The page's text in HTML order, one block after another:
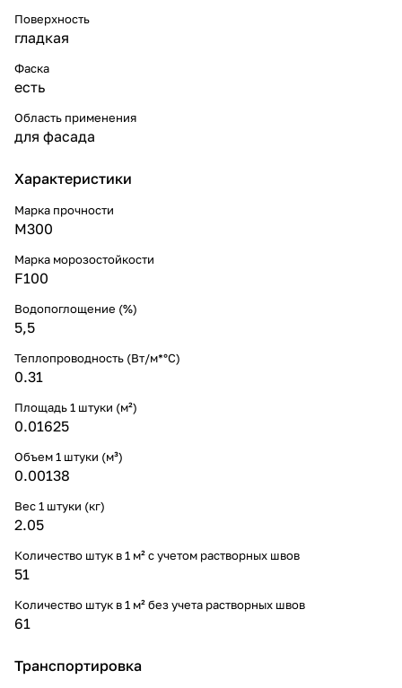
Поверхность
гладкая
Фаска
есть
Область применения
для фасада
Характеристики
Марка прочности
М300
Марка морозостойкости
F100
Водопоглощение (%)
5,5
Теплопроводность (Вт/м*°С)
0.31
Площадь 1 штуки (м²)
0.01625
Объем 1 штуки (м³)
0.00138
Вес 1 штуки (кг)
2.05
Количество штук в 1 м² с учетом растворных швов
51
Количество штук в 1 м² без учета растворных швов
61
Транспортировка